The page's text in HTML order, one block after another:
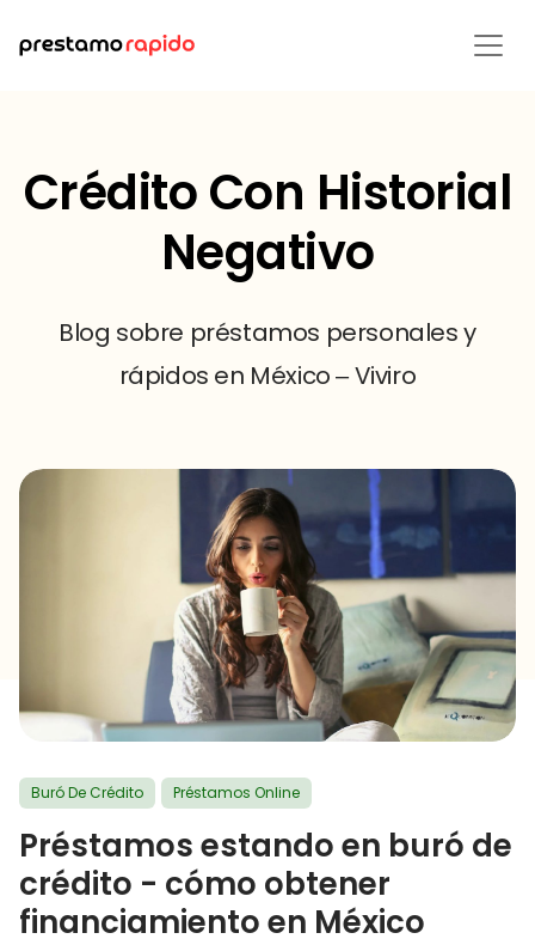
Crédito Con Historial
Negativo
Blog sobre préstamos personales y
rápidos en México – Viviro
Buró De Crédito Préstamos Online
Préstamos estando en buró de
crédito - cómo obtener
financiamiento en México